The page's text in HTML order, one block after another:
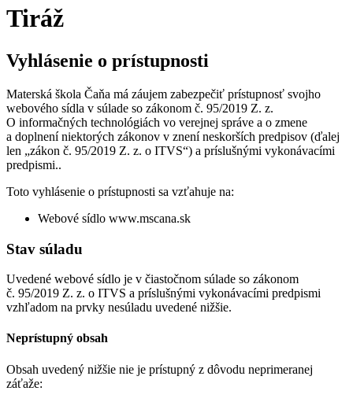
Tiráž
Vyhlásenie o prístupnosti
Materská škola Čaňa má záujem zabezpečiť prístupnosť svojho
webového sídla v súlade so zákonom č. 95/2019 Z. z.
O informačných technológiách vo verejnej správe a o zmene
a doplnení niektorých zákonov v znení neskorších predpisov (ďalej
len „zákon č. 95/2019 Z. z. o ITVS“) a príslušnými vykonávacími
predpismi..
Toto vyhlásenie o prístupnosti sa vzťahuje na:
Webové sídlo www.mscana.sk
Stav súladu
Uvedené webové sídlo je v čiastočnom súlade so zákonom
č. 95/2019 Z. z. o ITVS a príslušnými vykonávacími predpismi
vzhľadom na prvky nesúladu uvedené nižšie.
Neprístupný obsah
Obsah uvedený nižšie nie je prístupný z dôvodu neprimeranej
záťaže: